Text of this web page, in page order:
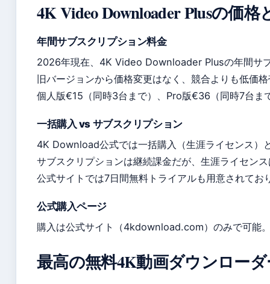
4K Video Downloader Plusの価
年間サブスクリプション料金
2026年現在、4K Video Downloader Plusの年間サ
旧バージョンから価格変更はなく、競合よりも低価
個人版€15（同時3台まで）、Pro版€36（同時7台ま
一括購入 vs サブスクリプション
4K Download公式では一括購入（生涯ライセンス）
サブスクリプションは継続課金だが、生涯ライセン
公式サイトでは7日間無料トライアルも用意されてお
公式購入ページ
購入は公式サイト（4kdownload.com）のみで可能
最高の無料4K動画ダウンロー